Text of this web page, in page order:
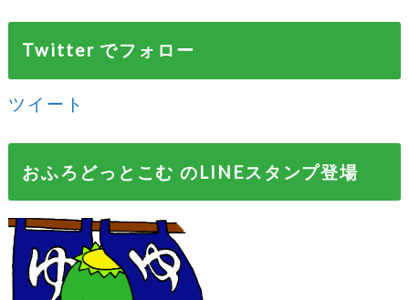
Twitter でフォロー
ツイート
おふろどっとこむ のLINEスタンプ登場